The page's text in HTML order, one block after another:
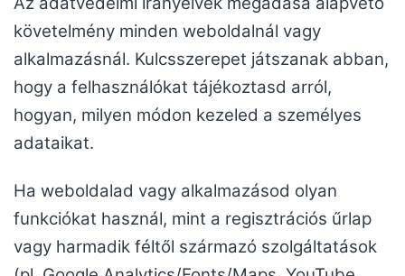
követelmény minden weboldalnál vagy
alkalmazásnál. Kulcsszerepet játszanak abban,
hogy a felhasználókat tájékoztasd arról,
hogyan, milyen módon kezeled a személyes
adataikat.
Ha weboldalad vagy alkalmazásod olyan
funkciókat használ, mint a regisztrációs űrlap
vagy harmadik féltől származó szolgáltatások